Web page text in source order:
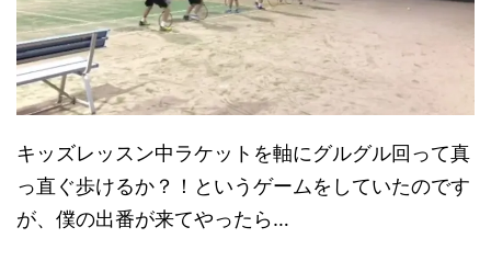
キッズレッスン中ラケットを軸にグルグル回って真
っ直ぐ歩けるか？！というゲームをしていたのです
が、僕の出番が来てやったら…